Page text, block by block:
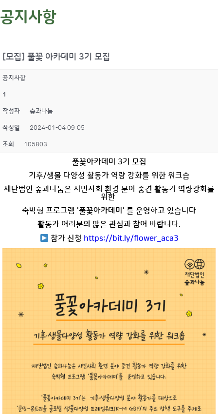
공지사항
[모집] 풀꽃 아카데미 3기 모집
공지사항
1
작성자 숲과나눔
작성일 2024-01-04 09:05
조회 105803
풀꽃아카데미 3기 모집
기후/생물 다양성 활동가 역량 강화를 위한 워크숍
재단법인 숲과나눔은 시민사회 환경 분야 중견 활동가 역량강화를
위한
숙박형 프로그램 '풀꽃아카데미' 를 운영하고 있습니다
활동가 여러분의 많은 관심과 참여 바랍니다.
참가 신청 https://bit.ly/flower_aca3